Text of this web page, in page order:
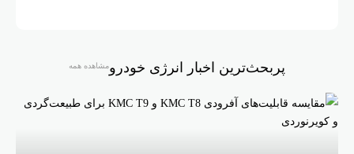
پربحث‌ترین اخبار انرژی خودرو مشاهده همه